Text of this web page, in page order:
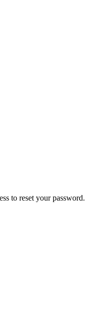
to reset your password.